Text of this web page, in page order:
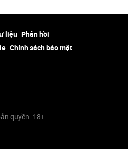
liệu Phản hồi
Chính sách bảo mật
quyền. 18+